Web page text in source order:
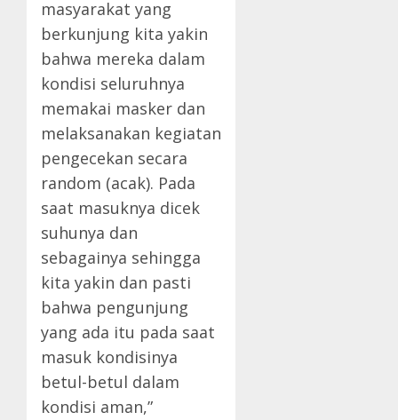
masyarakat yang
berkunjung kita yakin
bahwa mereka dalam
kondisi seluruhnya
memakai masker dan
melaksanakan kegiatan
pengecekan secara
random (acak). Pada
saat masuknya dicek
suhunya dan
sebagainya sehingga
kita yakin dan pasti
bahwa pengunjung
yang ada itu pada saat
masuk kondisinya
betul-betul dalam
kondisi aman,”